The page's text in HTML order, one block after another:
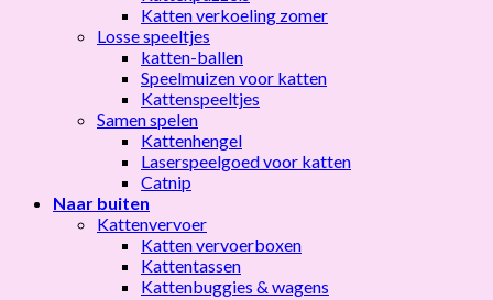
Katten verkoeling zomer
Losse speeltjes
katten-ballen
Speelmuizen voor katten
Kattenspeeltjes
Samen spelen
Kattenhengel
Laserspeelgoed voor katten
Catnip
Naar buiten
Kattenvervoer
Katten vervoerboxen
Kattentassen
Kattenbuggies & wagens